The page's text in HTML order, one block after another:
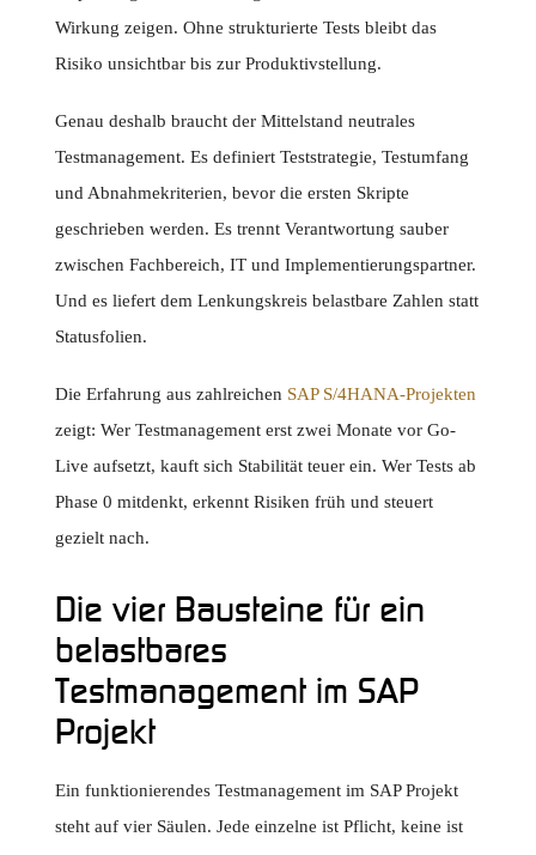
Wirkung zeigen. Ohne strukturierte Tests bleibt das
Risiko unsichtbar bis zur Produktivstellung.
Genau deshalb braucht der Mittelstand neutrales
Testmanagement. Es definiert Teststrategie, Testumfang
und Abnahmekriterien, bevor die ersten Skripte
geschrieben werden. Es trennt Verantwortung sauber
zwischen Fachbereich, IT und Implementierungspartner.
Und es liefert dem Lenkungskreis belastbare Zahlen statt
Statusfolien.
Die Erfahrung aus zahlreichen SAP S/4HANA-Projekten
zeigt: Wer Testmanagement erst zwei Monate vor Go-
Live aufsetzt, kauft sich Stabilität teuer ein. Wer Tests ab
Phase 0 mitdenkt, erkennt Risiken früh und steuert
gezielt nach.
Die vier Bausteine für ein
belastbares
Testmanagement im SAP
Projekt
Ein funktionierendes Testmanagement im SAP Projekt
steht auf vier Säulen. Jede einzelne ist Pflicht, keine ist